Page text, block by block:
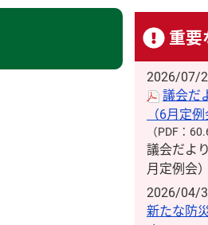
重要
2026/07/
議会だ
（6月定
（PDF：
議会だよ
月定例会）
2026/04/
新たな防